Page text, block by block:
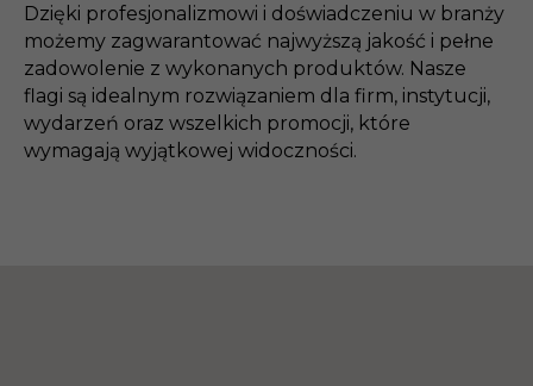
Dzięki profesjonalizmowi i doświadczeniu w branży
możemy zagwarantować najwyższą jakość i pełne
zadowolenie z wykonanych produktów. Nasze
flagi są idealnym rozwiązaniem dla firm, instytucji,
wydarzeń oraz wszelkich promocji, które
wymagają wyjątkowej widoczności.